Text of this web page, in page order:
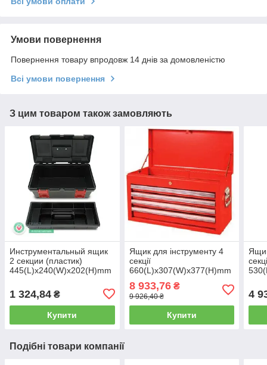
Умови повернення
Повернення товару впродовж 14 днів за домовленістю
Всі умови повернення
З цим товаром також замовляють
Инструментальный ящик
2 секции (пластик)
445(L)x240(W)x202(H)mm
1 324,84 ₴
Купити
Ящик для інструменту 4
секції
660(L)x307(W)x377(H)mm
NTBT4004-X
8 933,76₴
9 926,40 ₴
Купити
4
Подібні товари компанії